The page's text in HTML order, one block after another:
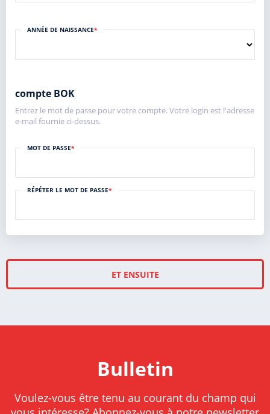
ANNÉE DE NAISSANCE*
compte BOK
Entrez le mot de passe pour votre compte. Votre login est l'adresse
e-mail fournie ci-dessus.
MOT DE PASSE*
RÉPÉTER LE MOT DE PASSE*
ET ENSUITE
Bulletin
Voulez-vous être tenu au courant du champ qui